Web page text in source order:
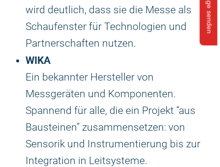
wird deutlich, dass sie die Messe als
Schaufenster für Technologien und
Partnerschaften nutzen.
WIKA
Ein bekannter Hersteller von
Messgeräten und Komponenten.
Spannend für alle, die ein Projekt “aus
Bausteinen” zusammensetzen: von
Sensorik und Instrumentierung bis zur
Integration in Leitsysteme.